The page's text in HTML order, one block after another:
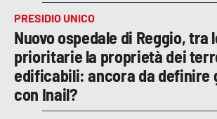
PRESIDIO UNICO
Nuovo ospedale di Reggio, tra
prioritarie la proprietà dei
edificabili: ancora da definire
con Inail?